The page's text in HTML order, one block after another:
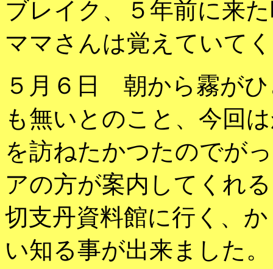
ブレイク、５年前に来
ママさんは覚えていて
５月６日 朝から霧が
も無いとのこと、今回
を訪ねたかつたのでが
アの方が案内してくれ
切支丹資料館に行く、
い知る事が出来ました